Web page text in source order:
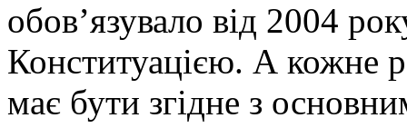
обов’язувало від 2004
Конституацією. А кожне
має бути згідне з